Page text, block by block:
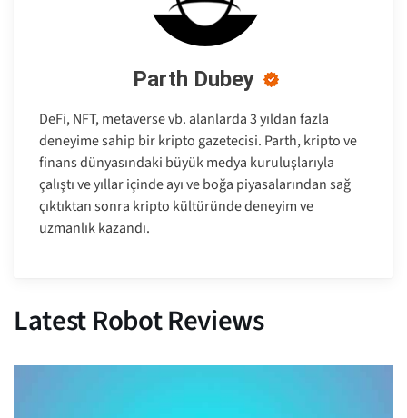
Parth Dubey
DeFi, NFT, metaverse vb. alanlarda 3 yıldan fazla
deneyime sahip bir kripto gazetecisi. Parth, kripto ve
finans dünyasındaki büyük medya kuruluşlarıyla
çalıştı ve yıllar içinde ayı ve boğa piyasalarından sağ
çıktıktan sonra kripto kültüründe deneyim ve
uzmanlık kazandı.
Latest Robot Reviews